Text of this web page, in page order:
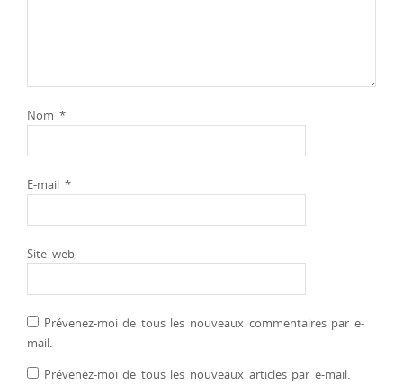
Nom *
E-mail *
Site web
Prévenez-moi de tous les nouveaux commentaires par e-
mail.
Prévenez-moi de tous les nouveaux articles par e-mail.